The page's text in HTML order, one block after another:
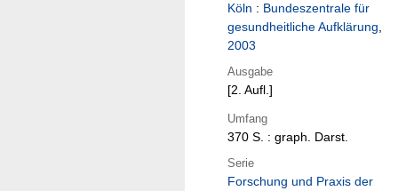
Köln : Bundeszentrale für
gesundheitliche Aufklärung,
2003
Ausgabe
[2. Aufl.]
Umfang
370 S. : graph. Darst.
Serie
Forschung und Praxis der